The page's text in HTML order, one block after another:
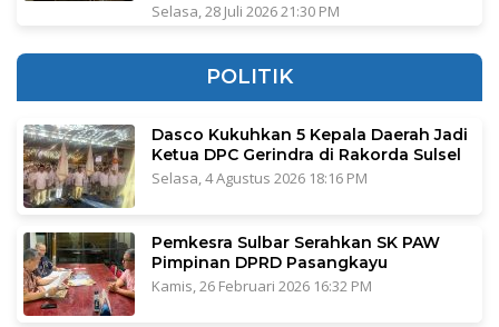
Selasa, 28 Juli 2026 21:30 PM
POLITIK
Dasco Kukuhkan 5 Kepala Daerah Jadi
Ketua DPC Gerindra di Rakorda Sulsel
Selasa, 4 Agustus 2026 18:16 PM
Pemkesra Sulbar Serahkan SK PAW
Pimpinan DPRD Pasangkayu
Kamis, 26 Februari 2026 16:32 PM